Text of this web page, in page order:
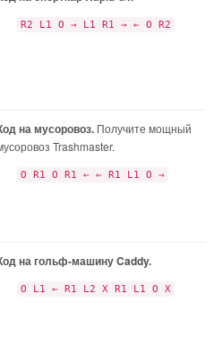
R2 L1 O → L1 R1 → ← O R2
на мусоровоз. Получите мощный
Trashmaster.
O R1 O R1 ← ← R1 L1 O →
на гольф-машину Caddy.
O L1 ← R1 L2 X R1 L1 O X